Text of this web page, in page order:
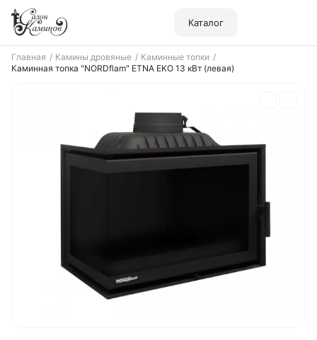
Каталог
Главная Камины дровяные
Каминные топки
Каминная топка "NORDflam" ETNA EKO 13 кВт (левая)